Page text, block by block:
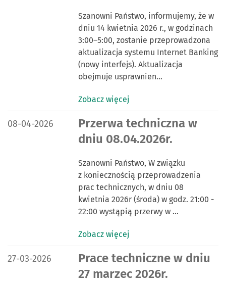
Szanowni Państwo, informujemy, że w
dniu 14 kwietnia 2026 r., w godzinach
3:00–5:00, zostanie przeprowadzona
aktualizacja systemu Internet Banking
(nowy interfejs). Aktualizacja
obejmuje usprawnien…
Zobacz więcej
DATA PUBLIKACJI:
08-04-2026
Przerwa techniczna w
dniu 08.04.2026r.
Szanowni Państwo, W związku
z koniecznością przeprowadzenia
prac technicznych, w dniu 08
kwietnia 2026r (środa) w godz. 21:00 -
22:00 wystąpią przerwy w …
Zobacz więcej
DATA PUBLIKACJI:
27-03-2026
Prace techniczne w dniu
27 marzec 2026r.